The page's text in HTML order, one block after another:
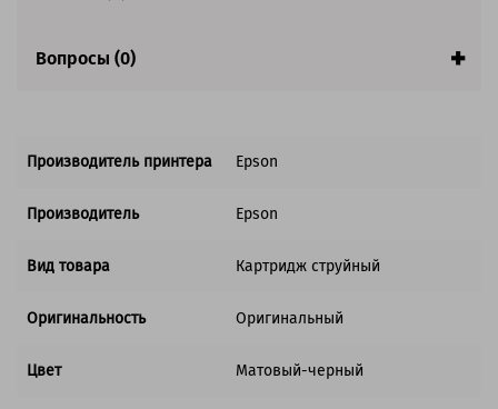
Вопросы (0)
Производитель принтера Epson
Производитель Epson
Вид товара Картридж струйный
Оригинальность Оригинальный
Цвет Матовый-черный